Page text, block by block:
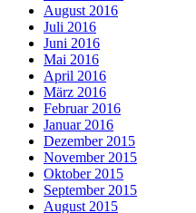
August 2016
Juli 2016
Juni 2016
Mai 2016
April 2016
März 2016
Februar 2016
Januar 2016
Dezember 2015
November 2015
Oktober 2015
September 2015
August 2015